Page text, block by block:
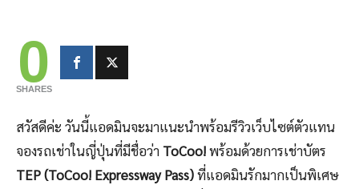
0
SHARES
สวัสดีค่ะ วันนี้แอดมินจะมาแนะนำพร้อมรีวิวเว็บไซต์ตัวแทน
จองรถเช่าในญี่ปุ่นที่มีชื่อว่า ToCoo!พร้อมด้วยการเช่าบัตร
TEP (ToCoo! Expressway Pass)ที่แอดมินรักมากเป็นพิเศษ